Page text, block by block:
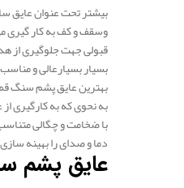
بیشتر تحت عنوان عایق
وسقف و کف به کار گیری
قبولی جهت جلوگیری از
بسیار بسیارعالی و
بهترین عایق پشم سنگ قم
به نحوی که به کارگیری
دما و صدای را بهینه
عایق پشم